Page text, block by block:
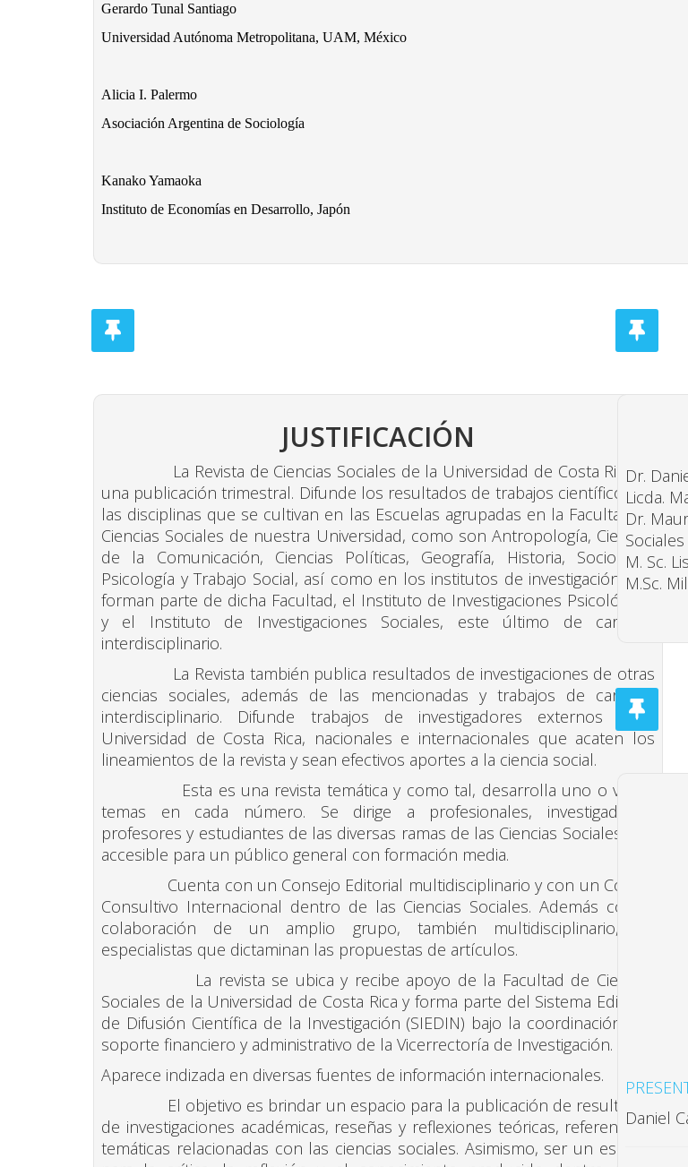
Gerardo Tunal Santiago
Universidad Autónoma Metropolitana, UAM, México
Alicia I. Palermo
Asociación Argentina de Sociología
Kanako Yamaoka
Instituto de Economías en Desarrollo, Japón
JUSTIFICACIÓN
La Revista de Ciencias Sociales de la Universidad de Costa Rica es
una publicación trimestral. Difunde los resultados de trabajos científicos de
las disciplinas que se cultivan en las Escuelas agrupadas en la Facultad de
Ciencias Sociales de nuestra Universidad, como son Antropología, Ciencias
de la Comunicación, Ciencias Políticas, Geografía, Historia, Sociología,
Psicología y Trabajo Social, así como en los institutos de investigación que
forman parte de dicha Facultad, el Instituto de Investigaciones Psicológicas
y el Instituto de Investigaciones Sociales, este último de carácter
interdisciplinario.
La Revista también publica resultados de investigaciones de otras
ciencias sociales, además de las mencionadas y trabajos de carácter
interdisciplinario. Difunde trabajos de investigadores externos a la
Universidad de Costa Rica, nacionales e internacionales que acaten los
lineamientos de la revista y sean efectivos aportes a la ciencia social.
Esta es una revista temática y como tal, desarrolla uno o varios
temas en cada número. Se dirige a profesionales, investigadores,
profesores y estudiantes de las diversas ramas de las Ciencias Sociales y es
accesible para un público general con formación media.
Cuenta con un Consejo Editorial multidisciplinario y con un Comité
Consultivo Internacional dentro de las Ciencias Sociales. Además con la
colaboración de un amplio grupo, también multidisciplinario, de
especialistas que dictaminan las propuestas de artículos.
La revista se ubica y recibe apoyo de la Facultad de Ciencias
Sociales de la Universidad de Costa Rica y forma parte del Sistema Editorial
de Difusión Científica de la Investigación (SIEDIN) bajo la coordinación y el
soporte financiero y administrativo de la Vicerrectoría de Investigación.
Aparece indizada en diversas fuentes de información internacionales.
El objetivo es brindar un espacio para la publicación de resultados
de investigaciones académicas, reseñas y reflexiones teóricas, referentes a
temáticas relacionadas con las ciencias sociales. Asimismo, ser un espacio
Dr.
Licda.
Dr.
Sociales
M. Sc.
M.Sc.
Daniel